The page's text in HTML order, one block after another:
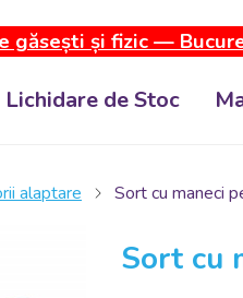
găsești și fizic —
Lichidare de Stoc
alaptare Sort cu maneci
Sort cu